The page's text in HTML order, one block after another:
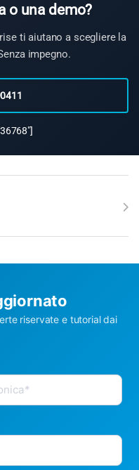
o una demo?
ti aiutano a scegliere la
impegno.
riservate e tutorial dai